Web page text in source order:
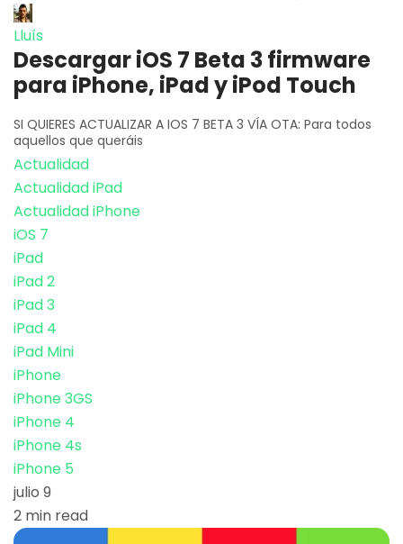
Lluís
Descargar iOS 7 Beta 3 firmware
para iPhone, iPad y iPod Touch
SI QUIERES ACTUALIZAR A IOS 7 BETA 3 VÍA OTA: Para todos
aquellos que queráis
Actualidad
Actualidad iPad
Actualidad iPhone
iOS 7
iPad
iPad 2
iPad 3
iPad 4
iPad Mini
iPhone
iPhone 3GS
iPhone 4
iPhone 4s
iPhone 5
julio 9
2 min read